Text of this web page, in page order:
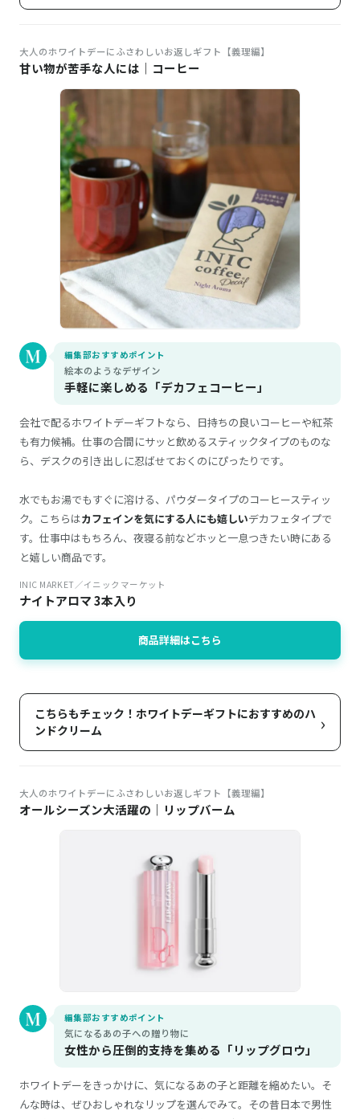
大人のホワイトデーにふさわしいお返しギフト【義理編】
甘い物が苦手な人には｜コーヒー
編集部おすすめポイント
絵本のようなデザイン
手軽に楽しめる「デカフェコーヒー」
会社で配るホワイトデーギフトなら、日持ちの良いコーヒーや紅茶
も有力候補。仕事の合間にサッと飲めるスティックタイプのものな
ら、デスクの引き出しに忍ばせておくのにぴったりです。
水でもお湯でもすぐに溶ける、パウダータイプのコーヒースティッ
ク。こちらはカフェインを気にする人にも嬉しいデカフェタイプで
す。仕事中はもちろん、夜寝る前などホッと一息つきたい時にある
と嬉しい商品です。
INIC MARKET／イニックマーケット
ナイトアロマ 3本入り
商品詳細はこちら
こちらもチェック！ホワイトデーギフトにおすすめのハ
ンドクリーム
›
大人のホワイトデーにふさわしいお返しギフト【義理編】
オールシーズン大活躍の｜リップバーム
編集部おすすめポイント
気になるあの子への贈り物に
女性から圧倒的支持を集める「リップグロウ」
ホワイトデーをきっかけに、気になるあの子と距離を縮めたい。そ
んな時は、ぜひおしゃれなリップを選んでみて。その昔日本で男性